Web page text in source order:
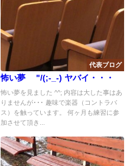
代表ブログ
怖い夢 "/(;-_-) ヤバイ・・・
怖い夢を見ました ^^; 内容は大した事はあ
りませんが･･･ 趣味で楽器（コントラバ
ス）を触っています。 何ヶ月も練習に参
加させて頂き...